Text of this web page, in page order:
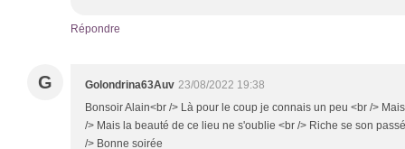
Répondre
G Golondrina63Auv 23/08/2022 19:38
Bonsoir Alain<br /> Là pour le coup je connais un peu <br />
/> Mais la beauté de ce lieu ne s'oublie <br /> Riche se son
/> Bonne soirée